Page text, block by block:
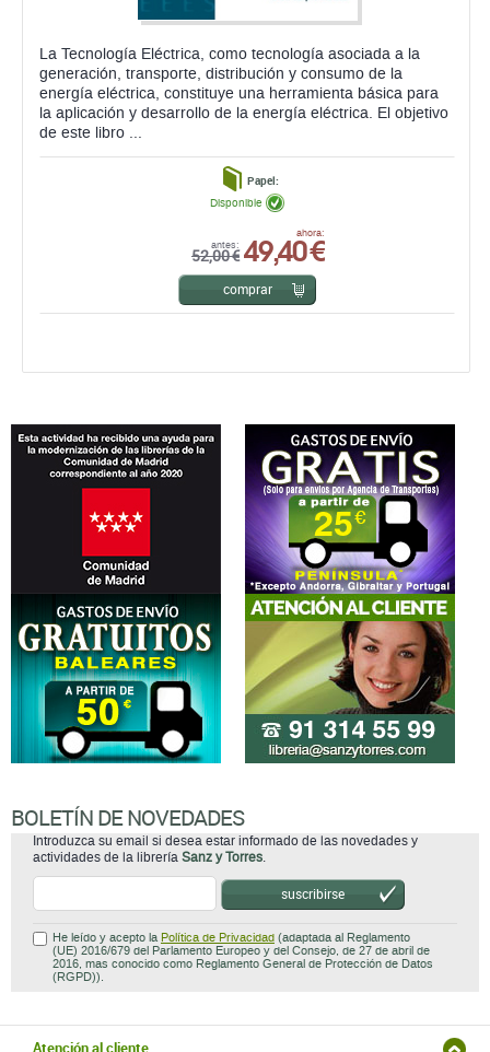
La Tecnología Eléctrica, como tecnología asociada a la
generación, transporte, distribución y consumo de la
energía eléctrica, constituye una herramienta básica para
la aplicación y desarrollo de la energía eléctrica. El objetivo
de este libro ...
Papel:
antes:
52,00 €
ahora:
49,40 €
Disponible
comprar
BOLETÍN DE NOVEDADES
Introduzca su email si desea estar informado de las novedades y
actividades de la librería Sanz y Torres.
suscribirse
He leído y acepto la Política de Privacidad (adaptada al Reglamento
(UE) 2016/679 del Parlamento Europeo y del Consejo, de 27 de abril de
2016, mas conocido como Reglamento General de Protección de Datos
(RGPD)).
Atención al cliente